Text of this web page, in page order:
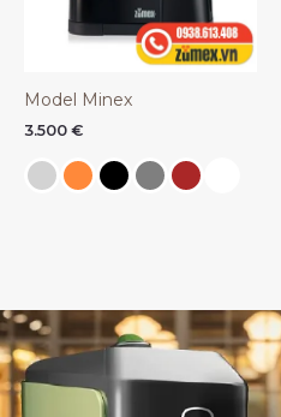
Model Minex
3.500 €